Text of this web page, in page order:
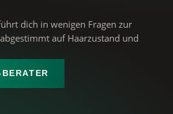
dich in wenigen Fragen zur
auf Haarzustand und